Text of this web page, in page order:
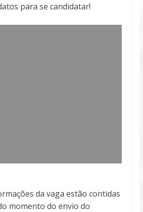
para se candidatar!
da vaga estão contidas
momento do envio do